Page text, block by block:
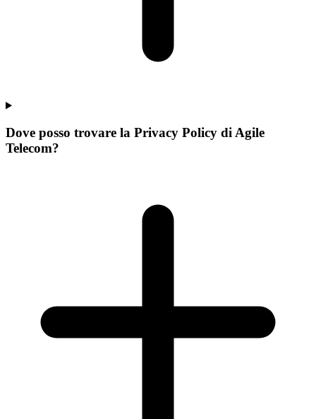
Dove posso trovare la Privacy Policy di Agile
Telecom?